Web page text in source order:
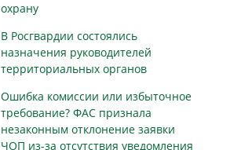
охрану
В Росгвардии состоялись
назначения руководителей
территориальных органов
Ошибка комиссии или избыточное
требование? ФАС признала
незаконным отклонение заявки
ЧОП из-за отсутствия уведомления